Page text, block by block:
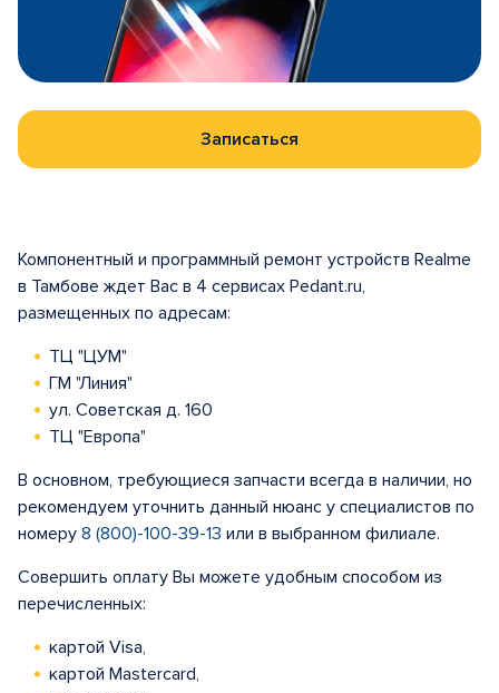
Записаться
Компонентный и программный ремонт устройств Realme
в Тамбове ждет Вас в 4 сервисах Pedant.ru,
размещенных по адресам:
ТЦ "ЦУМ"
ГМ "Линия"
ул. Советская д. 160
ТЦ "Европа"
В основном, требующиеся запчасти всегда в наличии, но
рекомендуем уточнить данный нюанс у специалистов по
номеру 8 (800)-100-39-13 или в выбранном филиале.
Совершить оплату Вы можете удобным способом из
перечисленных:
картой Visa,
картой Mastercard,